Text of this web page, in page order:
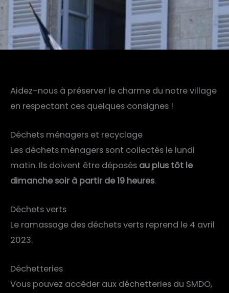
Aidez-nous à préserver le charme du notre village
en respectant ces quelques consignes !
Déchets ménagers et recyclage
Les déchets ménagers sont collectés le lundi
matin. Ils doivent être déposés au plus tôt le
dimanche soir à partir de 19 heures.
Déchets verts
Le ramassage des déchets verts reprend le 4 avril
2023.
Déchetteries
Vous pouvez accéder aux déchetteries du SMDO,